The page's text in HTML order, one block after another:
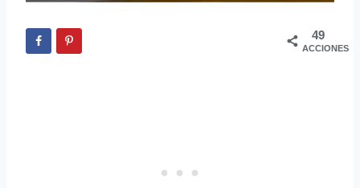
49
ACCIONES